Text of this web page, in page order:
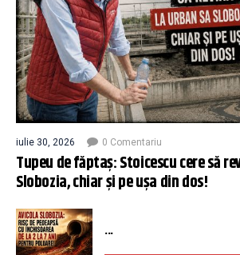
iulie 30, 2026 0 Comentariu
Tupeu de făptaș: Stoicescu cere să
Slobozia, chiar și pe ușa din dos!
...